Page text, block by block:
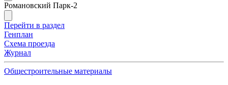
Романовский Парк-2
Перейти в раздел
Генплан
Схема проезда
Журнал
Общестроительные материалы